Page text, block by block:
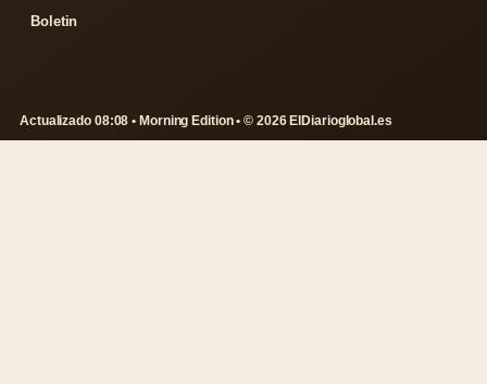
Boletin
Actualizado 08:08 • Morning Edition • © 2026 ElDiarioglobal.es